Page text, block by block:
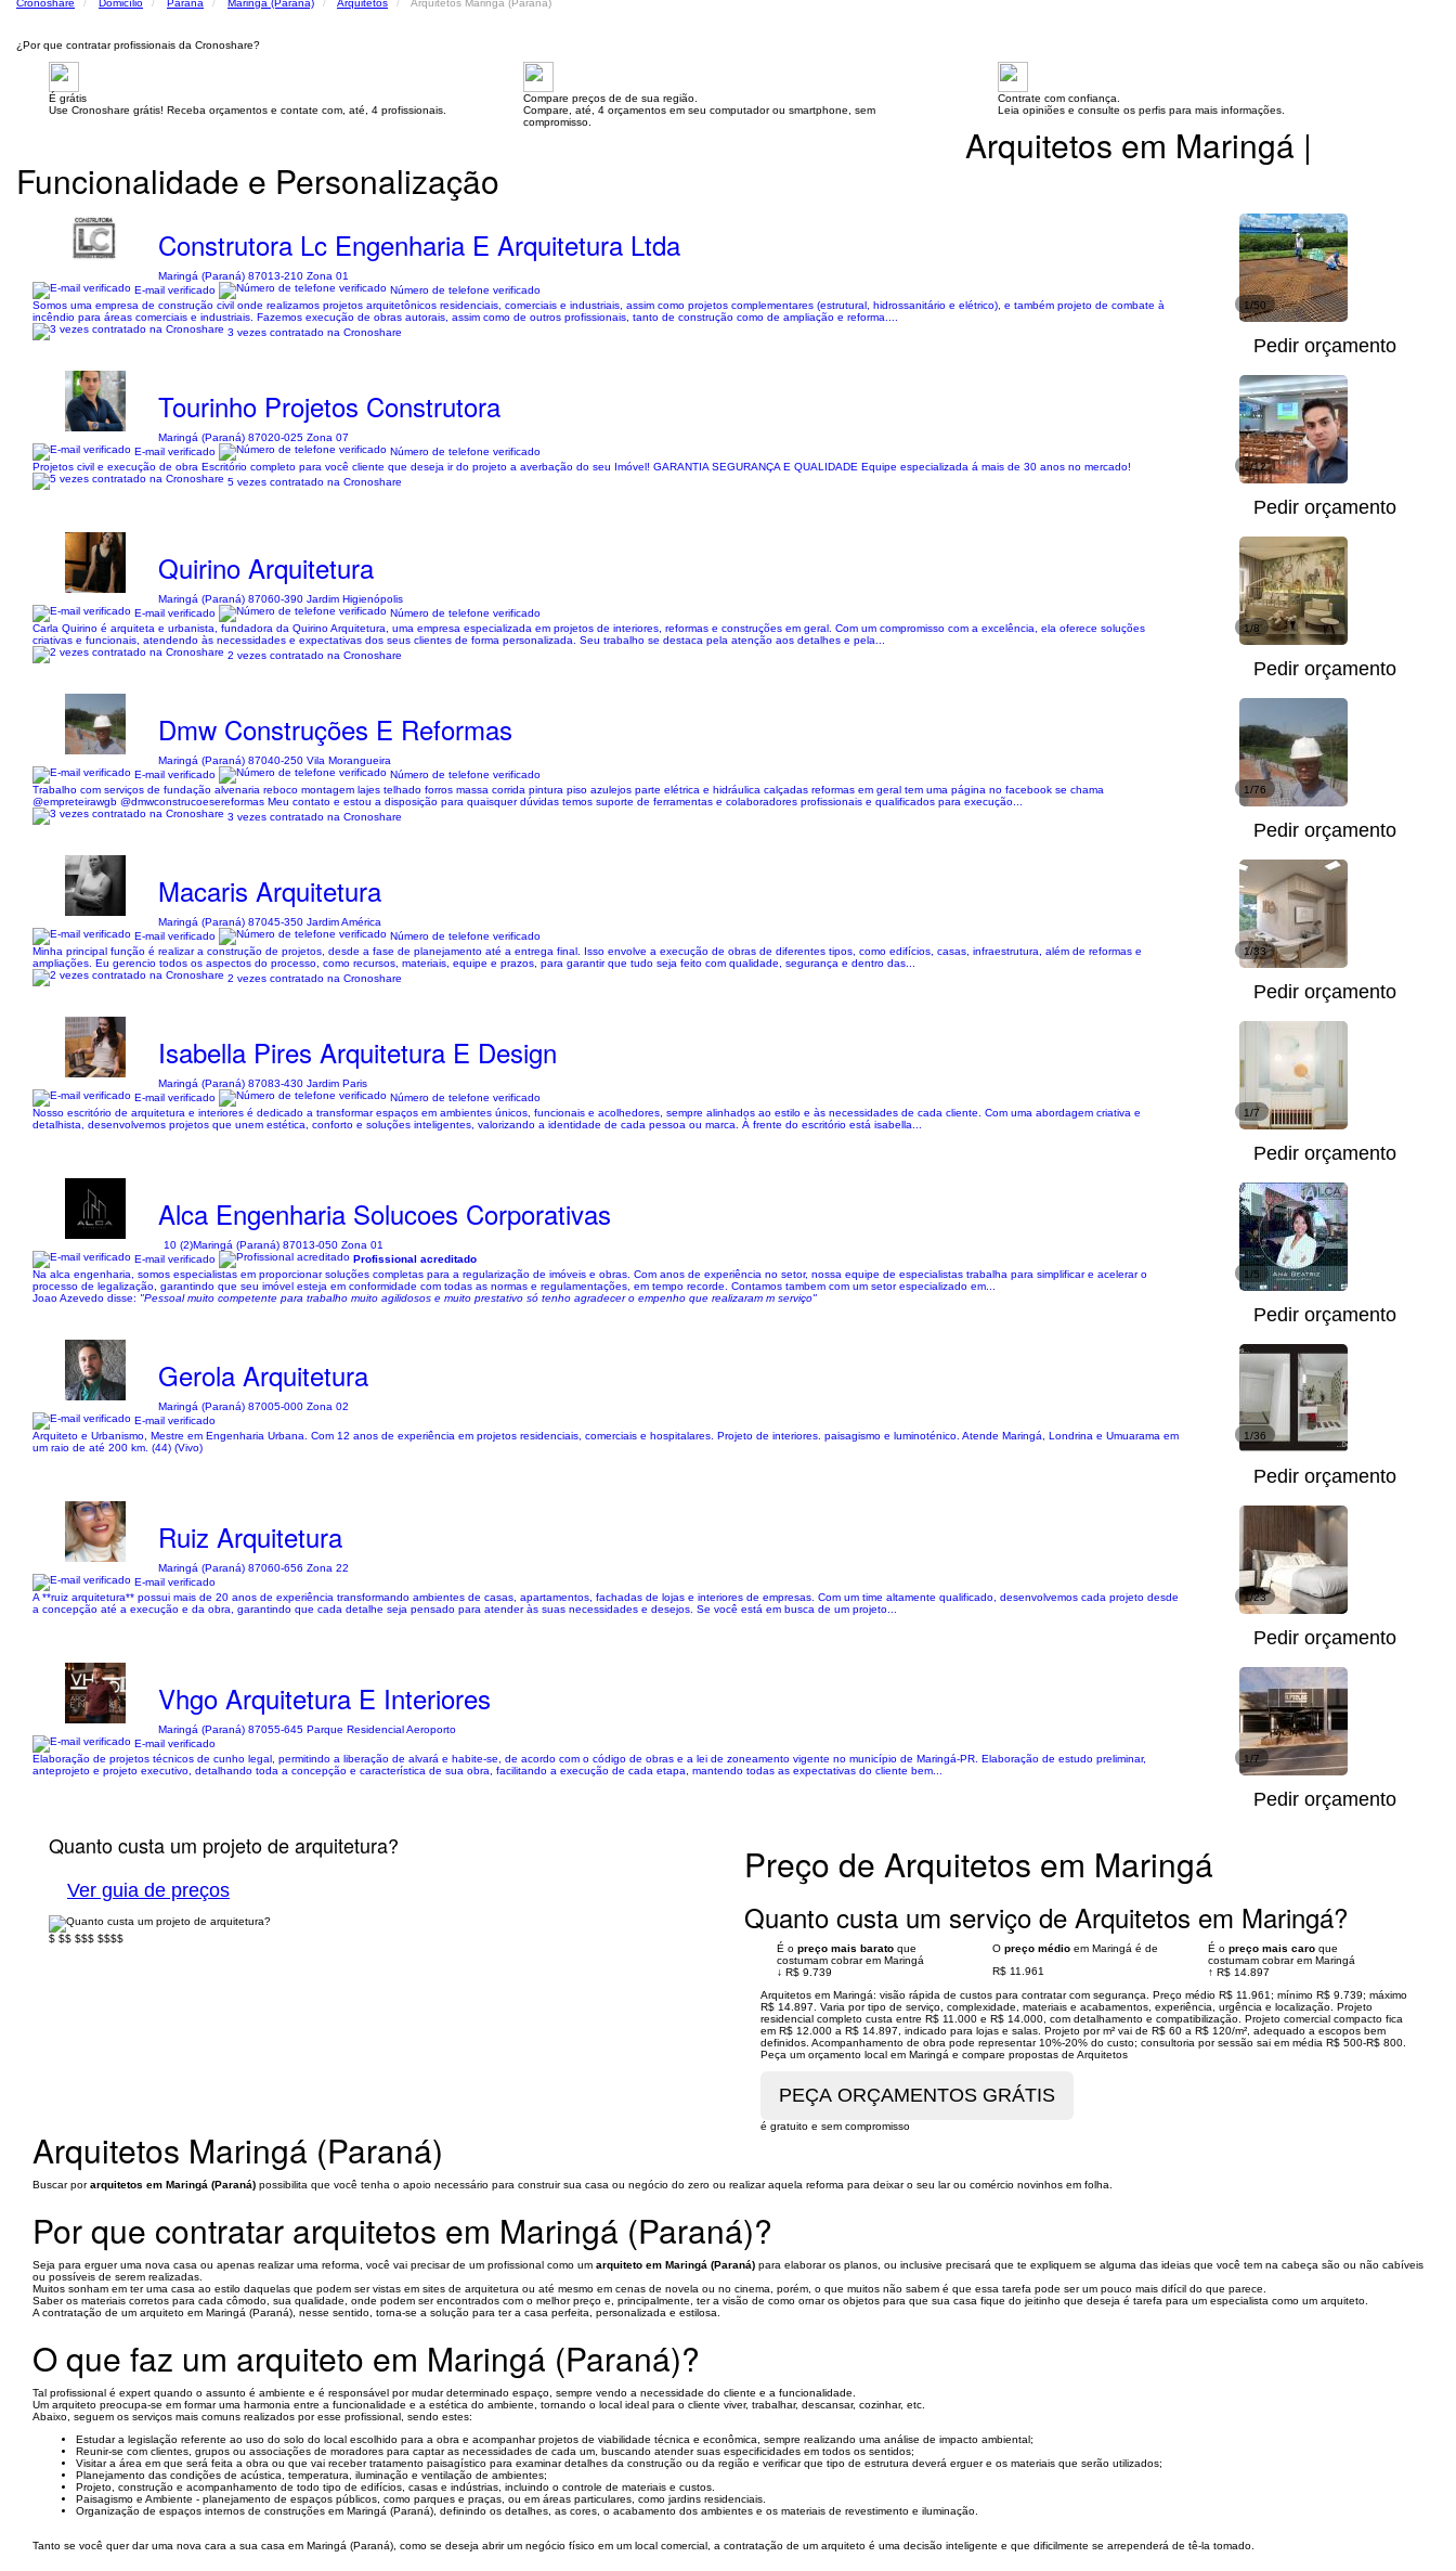
Cronoshare Domicílio Paraná Maringá (Paraná) Arquitetos Arquitetos Maringá (Paraná)
¿Por que contratar profissionais da Cronoshare?
É grátis
Use Cronoshare grátis! Receba orçamentos e contate com, até, 4 profissionais.
Compare preços de de sua região.
Compare, até, 4 orçamentos em seu computador ou smartphone, sem
compromisso.
Contrate com confiança.
Leia opiniões e consulte os perfis para mais informações.
Arquitetos em Maringá |
Funcionalidade e Personalização
Construtora Lc Engenharia E Arquitetura Ltda
Maringá (Paraná) 87013-210 Zona 01
E-mail verificado
Número de telefone verificado
Somos uma empresa de construção civil onde realizamos projetos arquitetônicos residenciais, comerciais e industriais, assim como projetos complementares (estrutural, hidrossanitário e elétrico), e também projeto de combate à
incêndio para áreas comerciais e industriais. Fazemos execução de obras autorais, assim como de outros profissionais, tanto de construção como de ampliação e reforma....
3 vezes contratado na Cronoshare
1/50
Pedir orçamento
Tourinho Projetos Construtora
Maringá (Paraná) 87020-025 Zona 07
E-mail verificado
Número de telefone verificado
Projetos civil e execução de obra Escritório completo para você cliente que deseja ir do projeto a averbação do seu Imóvel! GARANTIA SEGURANÇA E QUALIDADE Equipe especializada á mais de 30 anos no mercado!
5 vezes contratado na Cronoshare
1/12
Pedir orçamento
Quirino Arquitetura
Maringá (Paraná) 87060-390 Jardim Higienópolis
E-mail verificado
Número de telefone verificado
Carla Quirino é arquiteta e urbanista, fundadora da Quirino Arquitetura, uma empresa especializada em projetos de interiores, reformas e construções em geral. Com um compromisso com a excelência, ela oferece soluções
criativas e funcionais, atendendo às necessidades e expectativas dos seus clientes de forma personalizada. Seu trabalho se destaca pela atenção aos detalhes e pela...
2 vezes contratado na Cronoshare
1/8
Pedir orçamento
Dmw Construções E Reformas
Maringá (Paraná) 87040-250 Vila Morangueira
E-mail verificado
Número de telefone verificado
Trabalho com serviços de fundação alvenaria reboco montagem lajes telhado forros massa corrida pintura piso azulejos parte elétrica e hidráulica calçadas reformas em geral tem uma página no facebook se chama
@empreteirawgb @dmwconstrucoesereformas Meu contato e estou a disposição para quaisquer dúvidas temos suporte de ferramentas e colaboradores profissionais e qualificados para execução...
3 vezes contratado na Cronoshare
1/76
Pedir orçamento
Macaris Arquitetura
Maringá (Paraná) 87045-350 Jardim América
E-mail verificado
Número de telefone verificado
Minha principal função é realizar a construção de projetos, desde a fase de planejamento até a entrega final. Isso envolve a execução de obras de diferentes tipos, como edifícios, casas, infraestrutura, além de reformas e
ampliações. Eu gerencio todos os aspectos do processo, como recursos, materiais, equipe e prazos, para garantir que tudo seja feito com qualidade, segurança e dentro das...
2 vezes contratado na Cronoshare
1/33
Pedir orçamento
Isabella Pires Arquitetura E Design
Maringá (Paraná) 87083-430 Jardim Paris
E-mail verificado
Número de telefone verificado
Nosso escritório de arquitetura e interiores é dedicado a transformar espaços em ambientes únicos, funcionais e acolhedores, sempre alinhados ao estilo e às necessidades de cada cliente. Com uma abordagem criativa e
detalhista, desenvolvemos projetos que unem estética, conforto e soluções inteligentes, valorizando a identidade de cada pessoa ou marca. À frente do escritório está isabella...
1/7
Pedir orçamento
Alca Engenharia Solucoes Corporativas
10 (2)Maringá (Paraná) 87013-050 Zona 01
E-mail verificado
Profissional acreditado
Na alca engenharia, somos especialistas em proporcionar soluções completas para a regularização de imóveis e obras. Com anos de experiência no setor, nossa equipe de especialistas trabalha para simplificar e acelerar o
processo de legalização, garantindo que seu imóvel esteja em conformidade com todas as normas e regulamentações, em tempo recorde. Contamos tambem com um setor especializado em...
Joao Azevedo disse: "Pessoal muito competente para trabalho muito agilidosos e muito prestativo só tenho agradecer o empenho que realizaram m serviço"
1/5
Pedir orçamento
Gerola Arquitetura
Maringá (Paraná) 87005-000 Zona 02
E-mail verificado
Arquiteto e Urbanismo, Mestre em Engenharia Urbana. Com 12 anos de experiência em projetos residenciais, comerciais e hospitalares. Projeto de interiores. paisagismo e luminoténico. Atende Maringá, Londrina e Umuarama em
um raio de até 200 km. (44) (Vivo)
1/36
Pedir orçamento
Ruiz Arquitetura
Maringá (Paraná) 87060-656 Zona 22
E-mail verificado
A **ruiz arquitetura** possui mais de 20 anos de experiência transformando ambientes de casas, apartamentos, fachadas de lojas e interiores de empresas. Com um time altamente qualificado, desenvolvemos cada projeto desde
a concepção até a execução e da obra, garantindo que cada detalhe seja pensado para atender às suas necessidades e desejos. Se você está em busca de um projeto...
1/23
Pedir orçamento
Vhgo Arquitetura E Interiores
Maringá (Paraná) 87055-645 Parque Residencial Aeroporto
E-mail verificado
Elaboração de projetos técnicos de cunho legal, permitindo a liberação de alvará e habite-se, de acordo com o código de obras e a lei de zoneamento vigente no município de Maringá-PR. Elaboração de estudo preliminar,
anteprojeto e projeto executivo, detalhando toda a concepção e característica de sua obra, facilitando a execução de cada etapa, mantendo todas as expectativas do cliente bem...
1/7
Pedir orçamento
Quanto custa um projeto de arquitetura?
Ver guia de preços
$ $$ $$$ $$$$
Preço de Arquitetos em Maringá
Quanto custa um serviço de Arquitetos em Maringá?
É o preço mais barato que
costumam cobrar em Maringá
↓ R$ 9.739
O preço médio em Maringá é de
R$ 11.961
É o preço mais caro que
costumam cobrar em Maringá
↑ R$ 14.897
Arquitetos em Maringá: visão rápida de custos para contratar com segurança. Preço médio R$ 11.961; mínimo R$ 9.739; máximo
R$ 14.897. Varia por tipo de serviço, complexidade, materiais e acabamentos, experiência, urgência e localização. Projeto
residencial completo custa entre R$ 11.000 e R$ 14.000, com detalhamento e compatibilização. Projeto comercial compacto fica
em R$ 12.000 a R$ 14.897, indicado para lojas e salas. Projeto por m² vai de R$ 60 a R$ 120/m², adequado a escopos bem
definidos. Acompanhamento de obra pode representar 10%-20% do custo; consultoria por sessão sai em média R$ 500-R$ 800.
Peça um orçamento local em Maringá e compare propostas de Arquitetos
é gratuito e sem compromisso
Arquitetos Maringá (Paraná)
Buscar porarquitetos em Maringá (Paraná) possibilita que você tenha o apoio necessário para construir sua casa ou negócio do zero ou realizar aquela reforma para deixar o seu lar ou comércio novinhos em folha.
Por que contratar arquitetos em Maringá (Paraná)?
Seja para erguer uma nova casa ou apenas realizar uma reforma, você vai precisar de um profissional como um arquiteto em Maringá (Paraná) para elaborar os planos, ou inclusive precisará que te expliquem se alguma das ideias que você tem na cabeça são ou não cabíveis
ou possíveis de serem realizadas.
Muitos sonham em ter uma casa ao estilo daquelas que podem ser vistas em sites de arquitetura ou até mesmo em cenas de novela ou no cinema, porém, o que muitos não sabem é que essa tarefa pode ser um pouco mais difícil do que parece.
Saber os materiais corretos para cada cômodo, sua qualidade, onde podem ser encontrados com o melhor preço e, principalmente, ter a visão de como ornar os objetos para que sua casa fique do jeitinho que deseja é tarefa para um especialista como um arquiteto.
A contratação de um arquiteto em Maringá (Paraná), nesse sentido, torna-se a solução para ter a casa perfeita, personalizada e estilosa.
O que faz um arquiteto em Maringá (Paraná)?
Tal profissional é expert quando o assunto é ambiente e é responsável por mudar determinado espaço, sempre vendo a necessidade do cliente e a funcionalidade.
Um arquiteto preocupa-se em formar uma harmonia entre a funcionalidade e a estética do ambiente, tornando o local ideal para o cliente viver, trabalhar, descansar, cozinhar, etc.
Abaixo, seguem os serviços mais comuns realizados por esse profissional, sendo estes:
Estudar a legislação referente ao uso do solo do local escolhido para a obra e acompanhar projetos de viabilidade técnica e econômica, sempre realizando uma análise de impacto ambiental;
Reunir-se com clientes, grupos ou associações de moradores para captar as necessidades de cada um, buscando atender suas especificidades em todos os sentidos;
Visitar a área em que será feita a obra ou que vai receber tratamento paisagístico para examinar detalhes da construção ou da região e verificar que tipo de estrutura deverá erguer e os materiais que serão utilizados;
Planejamento das condições de acústica, temperatura, iluminação e ventilação de ambientes;
Projeto, construção e acompanhamento de todo tipo de edifícios, casas e indústrias, incluindo o controle de materiais e custos.
Paisagismo e Ambiente - planejamento de espaços públicos, como parques e praças, ou em áreas particulares, como jardins residenciais.
Organização de espaços internos de construções em Maringá (Paraná), definindo os detalhes, as cores, o acabamento dos ambientes e os materiais de revestimento e iluminação.
Tanto se você quer dar uma nova cara a sua casa em Maringá (Paraná), como se deseja abrir um negócio físico em um local comercial, a contratação de um arquiteto é uma decisão inteligente e que dificilmente se arrependerá de tê-la tomado.